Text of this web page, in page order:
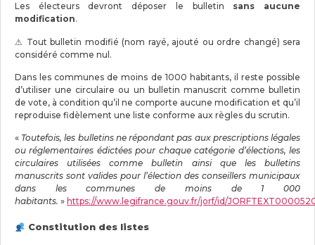
Les électeurs devront déposer le bulletin sans aucune
modification.
⚠ Tout bulletin modifié (nom rayé, ajouté ou ordre changé) sera
considéré comme nul.
Dans les communes de moins de 1000 habitants, il reste possible
d’utiliser une circulaire ou un bulletin manuscrit comme bulletin
de vote, à condition qu’il ne comporte aucune modification et qu’il
reproduise fidèlement une liste conforme aux règles du scrutin.
« Toutefois, les bulletins ne répondant pas aux prescriptions légales
ou réglementaires édictées pour chaque catégorie d’élections, les
circulaires utilisées comme bulletin ainsi que les bulletins
manuscrits sont valides pour l’élection des conseillers municipaux
dans les communes de moins de 1 000
habitants. » https://www.legifrance.gouv.fr/jorf/id/
Constitution des listes